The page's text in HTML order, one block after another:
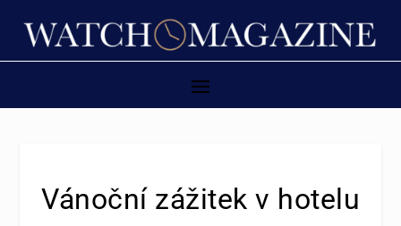
Vánoční zážitek v hotelu